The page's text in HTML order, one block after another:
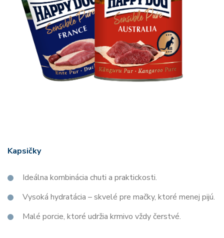
Kapsičky
Ideálna kombinácia chuti a praktickosti.
Vysoká hydratácia – skvelé pre mačky, ktoré menej pijú.
Malé porcie, ktoré udržia krmivo vždy čerstvé.